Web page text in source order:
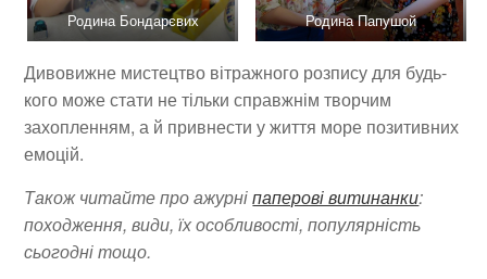
Родина Бондарєвих Родина Папушой
Дивовижне мистецтво вітражного розпису для будь-
кого може стати не тільки справжнім творчим
захопленням, а й привнести у життя море позитивних
емоцій.
Також читайте про ажурніпаперові витинанки:
походження, види, їх особливості, популярність
сьогодні тощо.